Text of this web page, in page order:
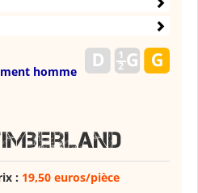
homme
: 19,50 euros/pièce